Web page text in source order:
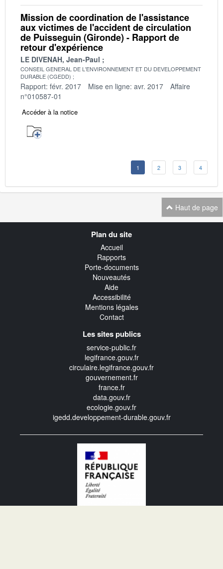
Mission de coordination de l'assistance
aux victimes de l'accident de circulation
de Puisseguin (Gironde) - Rapport de
retour d'expérience
LE DIVENAH, Jean-Paul
CONSEIL GENERAL DE L'ENVIRONNEMENT ET DU DEVELOPPEMENT
DURABLE (CGEDD)
Rapport: févr. 2017 Mise en ligne: avr. 2017
Affaire
n°010587-01
Accéder à la notice
1 2 3 4
Haut de page
Plan du site
Accueil
Rapports
Porte-documents
Nouveautés
Aide
Accessibilité
Mentions légales
Contact
Les sites publics
service-public.fr
legifrance.gouv.fr
circulaire.legifrance.gouv.fr
gouvernement.fr
france.fr
data.gouv.fr
ecologie.gouv.fr
igedd.developpement-durable.gouv.fr